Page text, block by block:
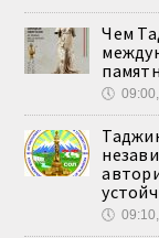
Чем
🕔
🕔